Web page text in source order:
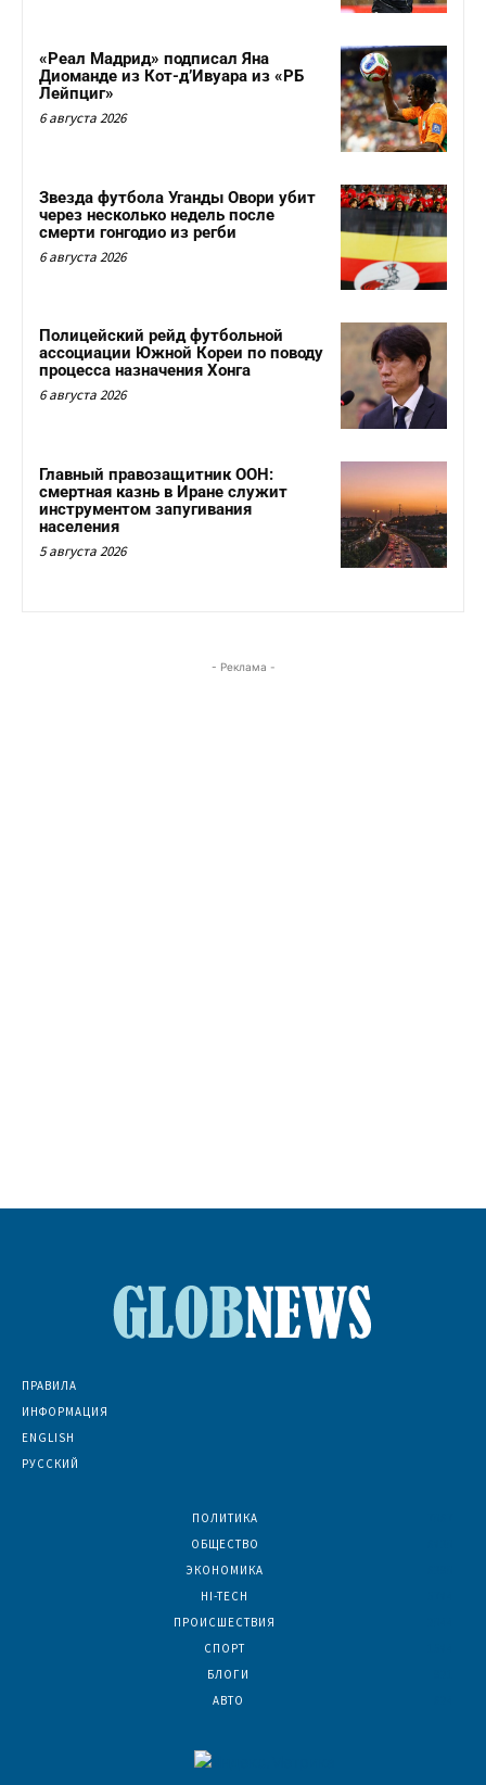
«Реал Мадрид» подписал Яна
Диоманде из Кот-д’Ивуара из «РБ
Лейпциг»
6 августа 2026
Звезда футбола Уганды Овори убит
через несколько недель после
смерти гонгодио из регби
6 августа 2026
Полицейский рейд футбольной
ассоциации Южной Кореи по поводу
процесса назначения Хонга
6 августа 2026
Главный правозащитник ООН:
смертная казнь в Иране служит
инструментом запугивания
населения
5 августа 2026
- Реклама -
ПРАВИЛА
ИНФОРМАЦИЯ
ENGLISH
РУССКИЙ
ПОЛИТИКА
ОБЩЕСТВО
ЭКОНОМИКА
HI-TECH
ПРОИСШЕСТВИЯ
СПОРТ
БЛОГИ
АВТО